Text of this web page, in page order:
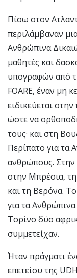
Πίσω στον
περιλάμβαναν
Ανθρώπινα
μαθητές και
υπογραφών από
FOARE, έναν μη
ειδικεύεται
ώστε να
τους· και στη
Περίπατο για τα
ανθρώπους. Στην
στην Μπρέσια,
και τη Βερόνα.
για τα
Τορίνο δύο
συμμετείχαν.
Ήταν πράγματι
επετείου της